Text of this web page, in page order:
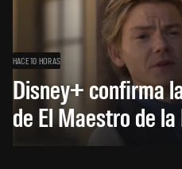
HACE 10 HORAS
Disney+ confirma
de El Maestro de la